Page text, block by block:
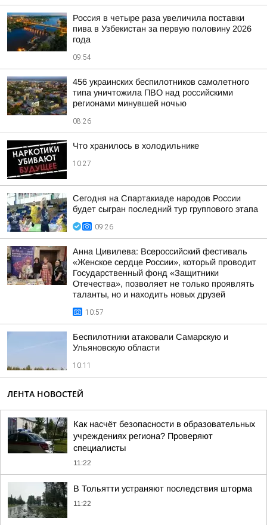
Россия в четыре раза увеличила поставки
пива в Узбекистан за первую половину 2026
года
09:54
456 украинских беспилотников самолетного
типа уничтожила ПВО над российскими
регионами минувшей ночью
08:26
Что хранилось в холодильнике
10:27
Сегодня на Спартакиаде народов России
будет сыгран последний тур группового этапа
09:26
Анна Цивилева: Всероссийский фестиваль
«Женское сердце России», который проводит
Государственный фонд «Защитники
Отечества», позволяет не только проявлять
таланты, но и находить новых друзей
10:57
Беспилотники атаковали Самарскую и
Ульяновскую области
10:11
ЛЕНТА НОВОСТЕЙ
Как насчёт безопасности в образовательных
учреждениях региона? Проверяют
специалисты
11:22
В Тольятти устраняют последствия шторма
11:22